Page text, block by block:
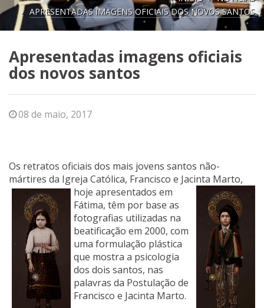
APRESENTADAS IMAGENS OFICIAIS DOS NOVOS SANTOS
Apresentadas imagens oficiais
dos novos santos
08 de maio, 2017
Os retratos oficiais dos mais jovens santos não-
mártires da Igreja Católica, Francisco e Jacinta Marto,
hoje apresentados em
Fátima, têm por base as
fotografias utilizadas na
beatificação em 2000, com
uma formulação plástica
que mostra a psicologia
dos dois santos, nas
palavras da Postulação de
Francisco e Jacinta Marto.